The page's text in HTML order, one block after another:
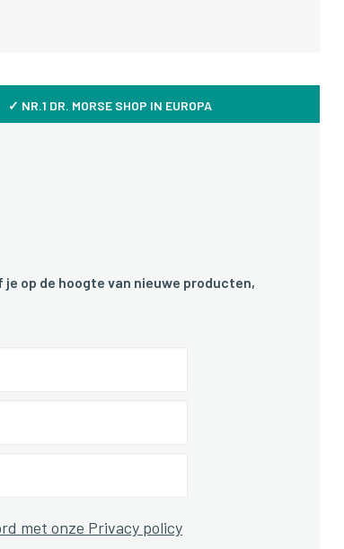
✓ NR.1 DR. MORSE SHOP IN EUROPA
op de hoogte van nieuwe producten,
met onze Privacy policy